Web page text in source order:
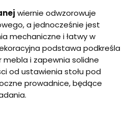
wiernie odwzorowuje
a jednocześnie jest
mechaniczne i łatwy w
podstawa podkreśla
i zapewnia solidne
od ustawienia stołu pod
prowadnice, będące